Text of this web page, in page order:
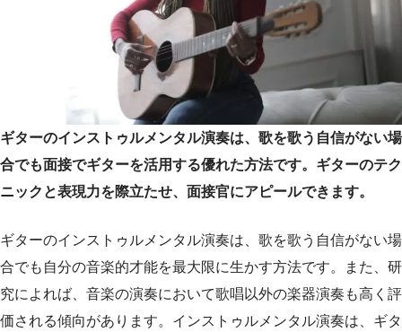
ギターのインストゥルメンタル演奏は、歌を歌う自信がない場
合でも面接でギターを活用する優れた方法です。ギターのテク
ニックと表現力を際立たせ、面接官にアピールできます。
ギターのインストゥルメンタル演奏は、歌を歌う自信がない場
合でも自分の音楽的才能を最大限に生かす方法です。また、研
究によれば、音楽の演奏において歌唱以外の楽器演奏も高く評
価される傾向があります。インストゥルメンタル演奏は、ギタ